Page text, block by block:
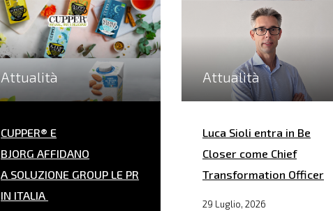
Attualità
CUPPER® E
BJORG AFFIDANO
A SOLUZIONE GROUP LE PR
IN ITALIA
Attualità
Luca Sioli entra in Be
Closer come Chief
Transformation Officer
29 Luglio, 2026